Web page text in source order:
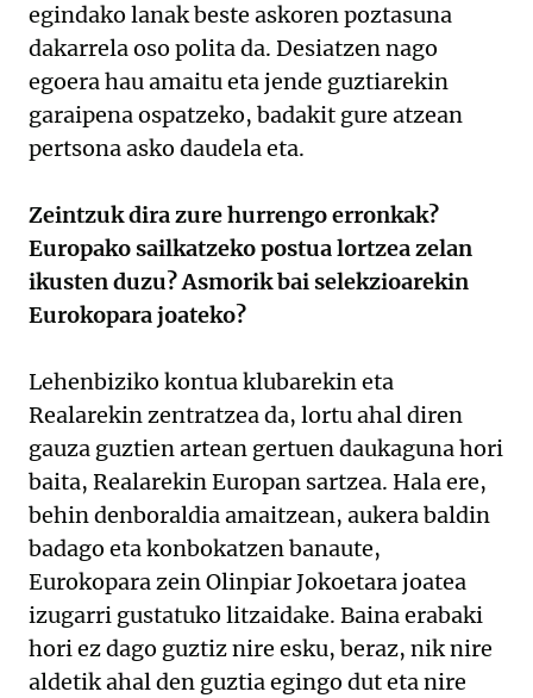
egindako lanak beste askoren poztasuna
dakarrela oso polita da. Desiatzen nago
egoera hau amaitu eta jende guztiarekin
garaipena ospatzeko, badakit gure atzean
pertsona asko daudela eta.
Zeintzuk dira zure hurrengo erronkak?
Europako sailkatzeko postua lortzea zelan
ikusten duzu? Asmorik bai selekzioarekin
Eurokopara joateko?
Lehenbiziko kontua klubarekin eta
Realarekin zentratzea da, lortu ahal diren
gauza guztien artean gertuen daukaguna hori
baita, Realarekin Europan sartzea. Hala ere,
behin denboraldia amaitzean, aukera baldin
badago eta konbokatzen banaute,
Eurokopara zein Olinpiar Jokoetara joatea
izugarri gustatuko litzaidake. Baina erabaki
hori ez dago guztiz nire esku, beraz, nik nire
aldetik ahal den guztia egingo dut eta nire